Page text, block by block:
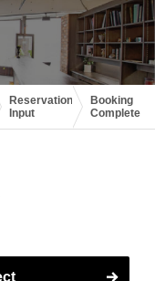
Reservation
Input
Booking
Complete